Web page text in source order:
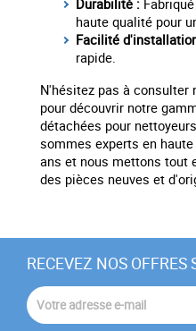
Durabilité :
haute qualité pour
Facilité
rapide.
N'hésitez pas à consulter
pour découvrir notre
détachées pour
sommes experts en
ans et nous mettons tout
des pièces neuves et
RECEVEZ NOS OFFRES